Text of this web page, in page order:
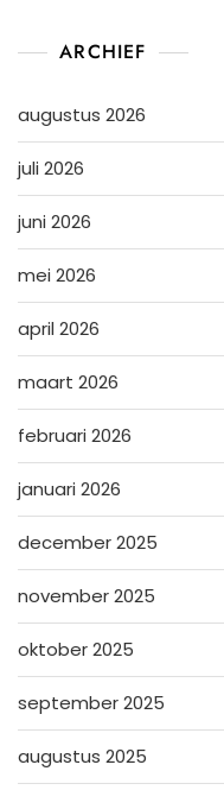
ARCHIEF
augustus 2026
juli 2026
juni 2026
mei 2026
april 2026
maart 2026
februari 2026
januari 2026
december 2025
november 2025
oktober 2025
september 2025
augustus 2025